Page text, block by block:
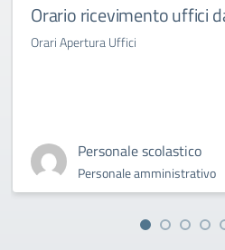
Orario ricevimento uffici
Orari Apertura Uffici
Personale scolastico
Personale amministrativo